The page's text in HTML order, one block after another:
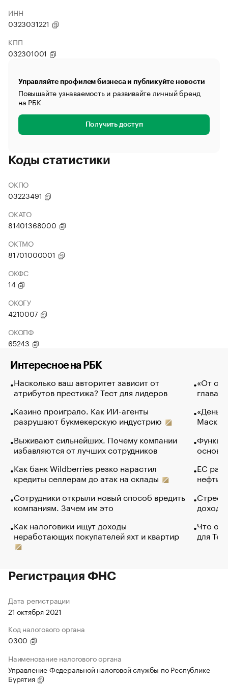
ИНН
0323031221
КПП
032301001
Управляйте профилем бизнеса и публикуйте новости
Повышайте узнаваемость и развивайте личный бренд
на РБК
Получить доступ
Коды статистики
ОКПО
03223491
ОКАТО
81401368000
ОКТМО
81701000001
ОКФС
14
ОКОГУ
4210007
ОКОПФ
65243
Интересное на РБК
Насколько ваш авторитет зависит от
атрибутов престижа? Тест для лидеров
Казино проиграло. Как ИИ-агенты
разрушают букмекерскую индустрию
Выживают сильнейших. Почему компании
избавляются от лучших сотрудников
Как банк Wildberries резко нарастил
кредиты селлерам до атак на склады
Сотрудники открыли новый способ вредить
компаниям. Зачем им это
Как налоговики ищут доходы
неработающих покупателей яхт и квартир
«От
глава
Маск в
основ
ЕС
нефти
Что
для
Регистрация ФНС
Дата регистрации
21 октября 2021
Код налогового органа
0300
Наименование налогового органа
Управление Федеральной налоговой службы по Республике
Бурятия